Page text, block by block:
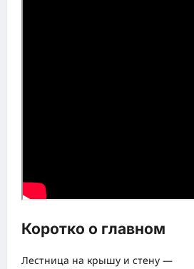
Коротко о главном
Лестница на крышу и стену —